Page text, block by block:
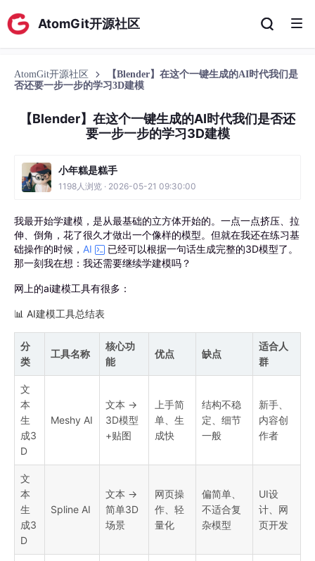
AtomGit开源社区
AtomGit开源社区
【Blender】在这个一键生成的AI时代我们是
否还要一步一步的学习3D建模
【Blender】在这个一键生成的AI时代我们是否还
要一步一步的学习3D建模
小年糕是糕手
1198人浏览 · 2026-05-21 09:30:00
我最开始学建模，是从最基础的立方体开始的。一点一点挤压、拉
伸、倒角，花了很久才做出一个像样的模型。但就在我还在练习基
础操作的时候， AI
已经可以根据一句话生成完整的3D模型了。
那一刻我在想：我还需要继续学建模吗？
网上的ai建模工具有很多：
📊 AI建模工具总结表
分
类
工具名称
核心功
能
优点 缺点
适合人
群
文
本
生
成3
D
Meshy AI
文本 →
3D模型
+贴图
上手简
单、生
成快
结构不稳
定、细节
一般
新手、
内容创
作者
文
本
生
成3
D
Spline AI
文本 →
简单3D
场景
网页操
作、轻
量化
偏简单、
不适合复
杂模型
UI设
计、网
页开发